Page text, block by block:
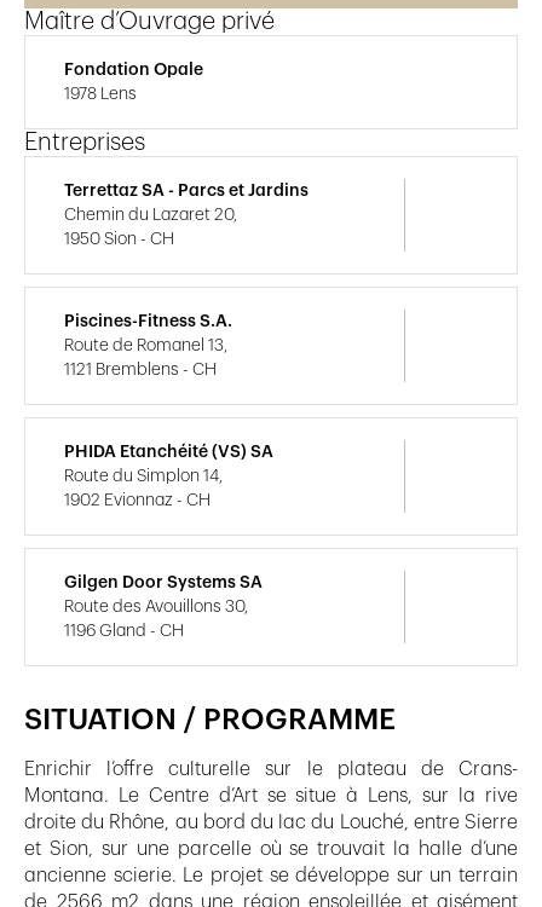
SITUATION / PROGRAMME
Enrichir l’offre culturelle sur le plateau de Crans-
Montana. Le Centre d’Art se situe à Lens, sur la rive
droite du Rhône, au bord du lac du Louché, entre Sierre
et Sion, sur une parcelle où se trouvait la halle d’une
ancienne scierie. Le projet se développe sur un terrain
de 2566 m2 dans une région ensoleillée et aisément
Maître d’Ouvrage privé
Fondation Opale
1978 Lens
Entreprises
Terrettaz SA - Parcs et Jardins
Chemin du Lazaret 20,
1950 Sion - CH
Piscines-Fitness S.A.
Route de Romanel 13,
1121 Bremblens - CH
PHIDA Etanchéité (VS) SA
Route du Simplon 14,
1902 Evionnaz - CH
Gilgen Door Systems SA
Route des Avouillons 30,
1196 Gland - CH